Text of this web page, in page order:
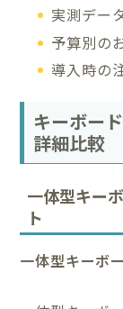
実測デー
予算別の
導入時の
キーボー
詳細比較
一体型キー
ト
一体型キーボ